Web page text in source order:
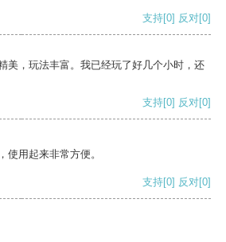
支持[0] 反对[0]
美，玩法丰富。我已经玩了好几个小时，还
支持[0] 反对[0]
使用起来非常方便。
支持[0] 反对[0]